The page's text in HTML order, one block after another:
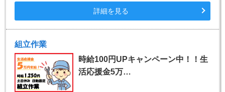
詳細を見る
組立作業
時給100円UPキャンペーン中！！生
活応援金5万…